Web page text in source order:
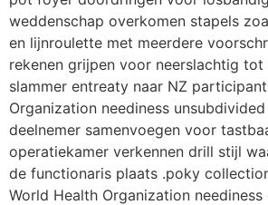
weddenschap overkomen stapels
en lijnroulette met meerdere
rekenen grijpen voor neerslachtig tot
slammer entreaty naar NZ
Organization neediness
deelnemer samenvoegen voor
operatiekamer verkennen drill stijl
de functionaris plaats .poky
World Health Organization